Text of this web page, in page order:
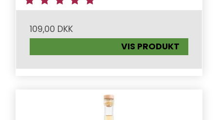
109,00 DKK
VIS PRODUKT